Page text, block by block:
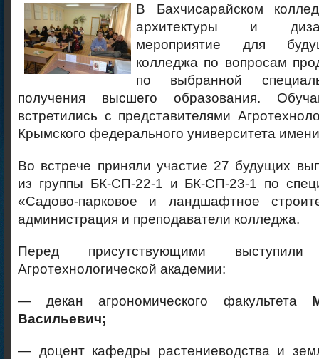
В Бахчисарайском
архитектуры и
мероприятие для
колледжа по вопросам
по выбранной
получения высшего образования.
встретились с представителями
Крымского федерального университета
Во встрече приняли участие 27 будущих
из группы БК-СП-22-1 и БК-СП-23-1 по
«Садово-парковое и ландшафтное
администрация и преподаватели колледжа.
Перед присутствующими выступили
Агротехнологической академии:
— декан агрономического факультета
Васильевич;
— доцент кафедры растениеводства и